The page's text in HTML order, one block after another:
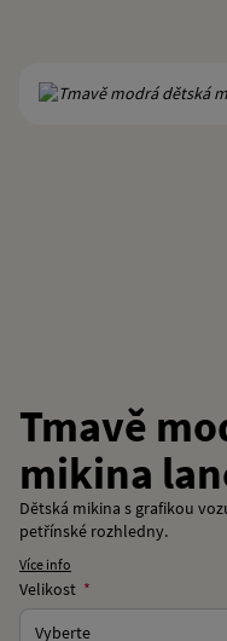
Tmavě
mikina
Dětská mikina s grafikou
petřínské rozhledny.
Více info
Velikost
Vyberte